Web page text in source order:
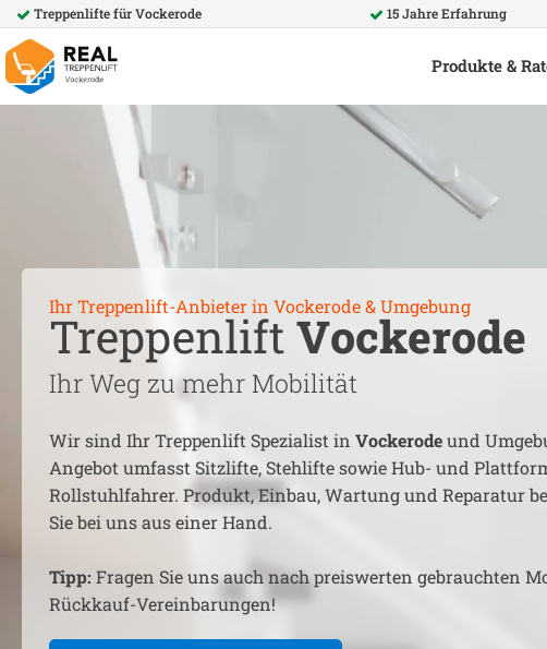
Treppenlifte fürVockerode 15 Jahre Erfahrung
Produkte &
Ihr Treppenlift-Anbieter in Vockerode& Umgebung
Treppenlift Vockerode
Ihr Weg zu mehr Mobilität
Wir sind Ihr Treppenlift Spezialist in Vockerodeund
Angebot umfasst Sitzlifte, Stehlifte sowie Hub- und
Rollstuhlfahrer. Produkt, Einbau, Wartung und Reparatur
Sie bei uns aus einer Hand.
Tipp: Fragen Sie uns auch nach preiswerten gebrauchten
Rückkauf-Vereinbarungen!